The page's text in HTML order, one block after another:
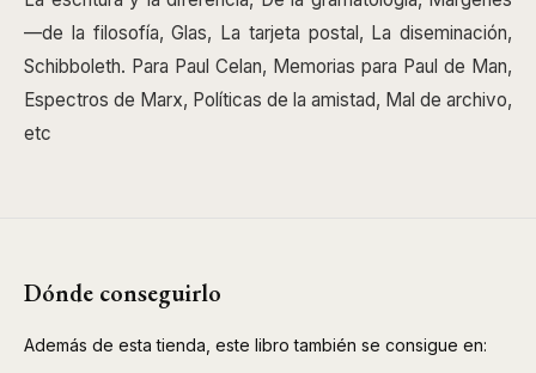
—de la filosofía, Glas, La tarjeta postal, La diseminación,
Schibboleth. Para Paul Celan, Memorias para Paul de Man,
Espectros de Marx, Políticas de la amistad, Mal de archivo,
etc
Dónde conseguirlo
Además de esta tienda, este libro también se consigue en: